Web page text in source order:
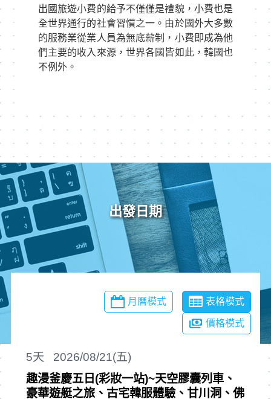
出國旅遊小費的給予不僅僅是禮貌，小費也是
全世界通行的社會習慣之一。由於國外大多數
的服務業從業人員為無底薪制，小費即成為他
們主要的收入來源，世界各國皆如此，韓國也
不例外。
出發日期
月曆模式 表格模式
價格模式
2026/08/21(五)
5天
趣漫釜慶五日(彩妝一站)~天空膠囊列車、
豪華遊艇之旅、古宅韓服體驗、甘川洞、佛